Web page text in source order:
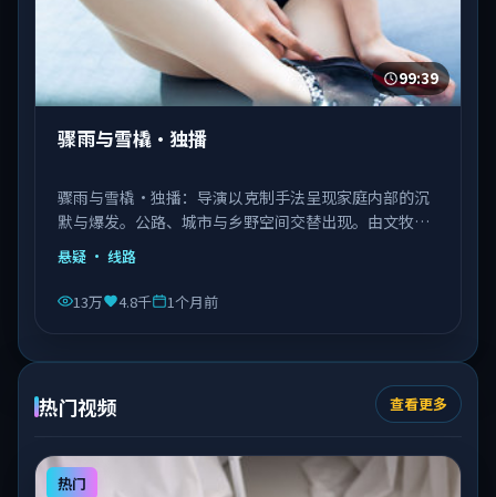
99:39
骤雨与雪橇·独播
骤雨与雪橇·独播：导演以克制手法呈现家庭内部的沉
默与爆发。公路、城市与乡野空间交替出现。由文牧野
执导，秦海璐、文淇、邓恩熙等主演，意大利出品，类
型为悬疑。
悬疑 · 线路
13万 4.8千 1个月前
热门视频 查看更多
热门